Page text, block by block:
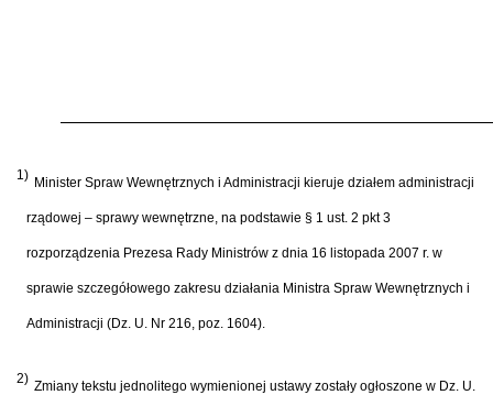
1) Minister Spraw Wewnętrznych i Administracji kieruje działem administracji
rządowej – sprawy wewnętrzne, na podstawie § 1 ust. 2 pkt 3
rozporządzenia Prezesa Rady Ministrów z dnia 16 listopada 2007 r. w
sprawie szczegółowego zakresu działania Ministra Spraw Wewnętrznych i
Administracji (Dz. U. Nr 216, poz. 1604).
2) Zmiany tekstu jednolitego wymienionej ustawy zostały ogłoszone w Dz. U.